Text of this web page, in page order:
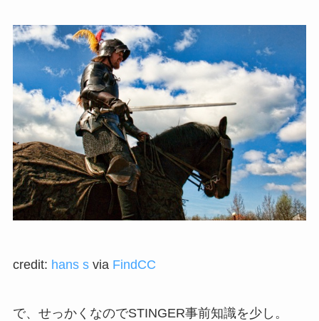
credit: hans svia FindCC
で、せっかくなのでSTINGER事前知識を少し。